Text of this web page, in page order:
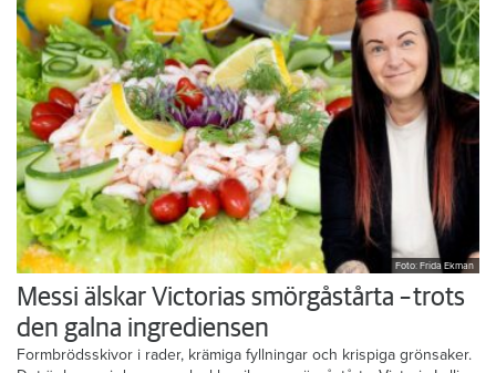
Foto: Frida Ekman
Messi älskar Victorias smörgåstårta – trots
den galna ingrediensen
Formbrödsskivor i rader, krämiga fyllningar och krispiga grönsaker.